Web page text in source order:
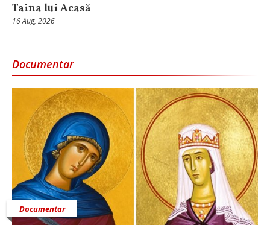
Taina lui Acasă
16 Aug, 2026
Documentar
Documentar